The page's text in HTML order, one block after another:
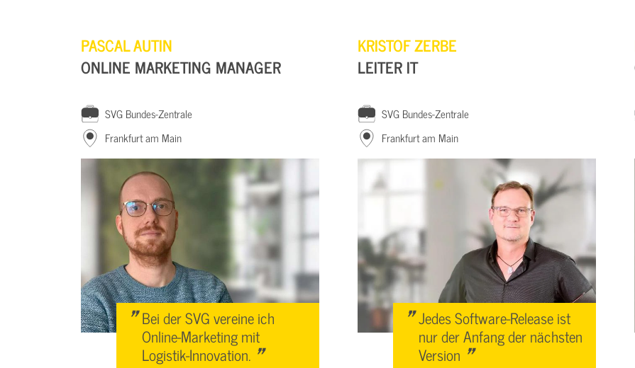
PASCAL AUTIN
ONLINE MARKETING MANAGER
SVG Bundes-Zentrale
Frankfurt am Main
" Bei der SVG vereine ich
Online-Marketing mit
Logistik-Innovation."
KRISTOF ZERBE
LEITER IT
SVG Bundes-Zentrale
Frankfurt am Main
" Jedes Software-Release ist
nur der Anfang der nächsten
Version"